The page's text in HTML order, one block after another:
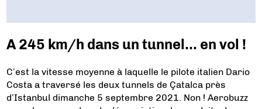
A 245 km/h dans un tunnel… en vol !
C’est la vitesse moyenne à laquelle le pilote italien Dario
Costa a traversé les deux tunnels de Çatalca près
d’Istanbul dimanche 5 septembre 2021. Non ! Aerobuzz